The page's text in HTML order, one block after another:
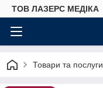
ТОВ ЛАЗЕРС МЕДІКА
Товари та послуги